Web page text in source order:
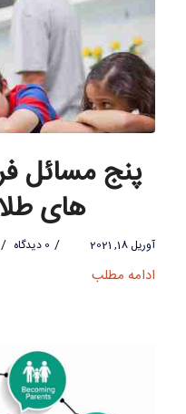
پنج مسائل
های
آوریل 18, 2021 / 0 دیدگاه /
ادامه مطلب